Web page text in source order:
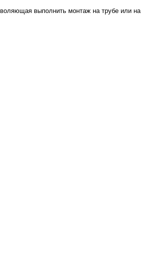
выполнить монтаж на трубе или на